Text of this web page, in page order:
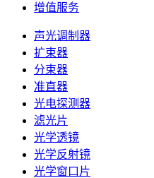
增值服务
声光调制器
扩束器
分束器
准直器
光电探测器
滤光片
光学透镜
光学反射镜
光学窗口片